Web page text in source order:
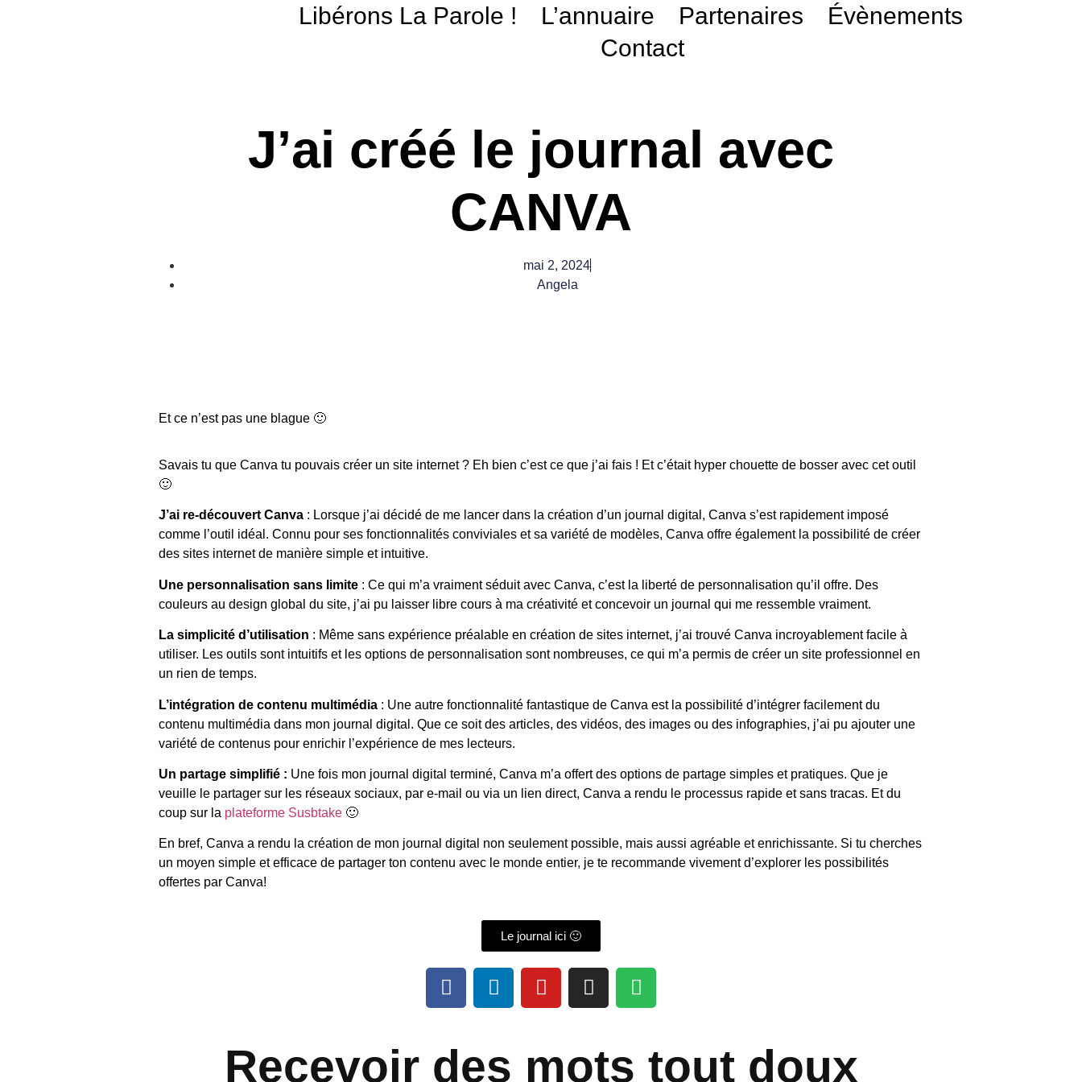
Libérons La Parole ! L’annuaire Partenaires
Évènements
Contact
J’ai créé le journal avec
CANVA
mai 2, 2024
Angela
Et ce n’est pas une blague 🙂
Savais tu que Canva tu pouvais créer un site internet ? Eh bien c’est ce que j’ai fais ! Et c’était hyper chouette de bosser avec cet outil
🙂
J’ai re-découvert Canva : Lorsque j’ai décidé de me lancer dans la création d’un journal digital, Canva s’est rapidement imposé
comme l’outil idéal. Connu pour ses fonctionnalités conviviales et sa variété de modèles, Canva offre également la possibilité de créer
des sites internet de manière simple et intuitive.
Une personnalisation sans limite : Ce qui m’a vraiment séduit avec Canva, c’est la liberté de personnalisation qu’il offre. Des
couleurs au design global du site, j’ai pu laisser libre cours à ma créativité et concevoir un journal qui me ressemble vraiment.
La simplicité d’utilisation : Même sans expérience préalable en création de sites internet, j’ai trouvé Canva incroyablement facile à
utiliser. Les outils sont intuitifs et les options de personnalisation sont nombreuses, ce qui m’a permis de créer un site professionnel en
un rien de temps.
L’intégration de contenu multimédia : Une autre fonctionnalité fantastique de Canva est la possibilité d’intégrer facilement du
contenu multimédia dans mon journal digital. Que ce soit des articles, des vidéos, des images ou des infographies, j’ai pu ajouter une
variété de contenus pour enrichir l’expérience de mes lecteurs.
Un partage simplifié : Une fois mon journal digital terminé, Canva m’a offert des options de partage simples et pratiques. Que je
veuille le partager sur les réseaux sociaux, par e-mail ou via un lien direct, Canva a rendu le processus rapide et sans tracas. Et du
coup sur la plateforme Susbtake 🙂
En bref, Canva a rendu la création de mon journal digital non seulement possible, mais aussi agréable et enrichissante. Si tu cherches
un moyen simple et efficace de partager ton contenu avec le monde entier, je te recommande vivement d’explorer les possibilités
offertes par Canva!
Le journal ici 🙂
Recevoir des mots tout doux